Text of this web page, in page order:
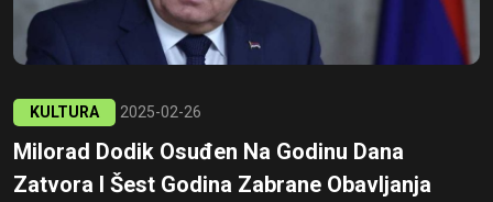
KULTURA 2025-02-26
Milorad Dodik Osuđen Na Godinu Dana
Zatvora I Šest Godina Zabrane Obavljanja